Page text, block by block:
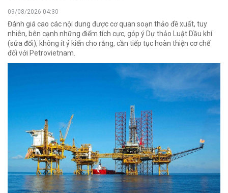
09/08/2026 04:30
Đánh giá cao các nội dung được cơ quan soạn thảo đề xuất, tuy
nhiên, bên cạnh những điểm tích cực, góp ý Dự thảo Luật Dầu khí
(sửa đổi), không ít ý kiến cho rằng, cần tiếp tục hoàn thiện cơ chế
đối với Petrovietnam.